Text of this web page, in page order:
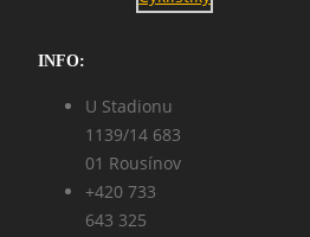
INFO:
U Stadionu
1139/14 683
01 Rousínov
+420 733
643 325